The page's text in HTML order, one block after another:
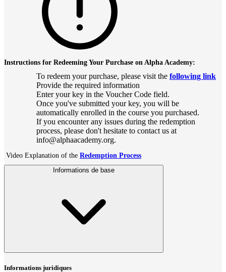
Instructions for Redeeming Your Purchase on Alpha Academy:
To redeem your purchase, please visit the following link
Provide the required information
Enter your key in the Voucher Code field.
Once you've submitted your key, you will be
automatically enrolled in the course you purchased.
If you encounter any issues during the redemption
process, please don't hesitate to contact us at
info@alphaacademy.org.
Video Explanation of the Redemption Process
Informations de base
Informations juridiques